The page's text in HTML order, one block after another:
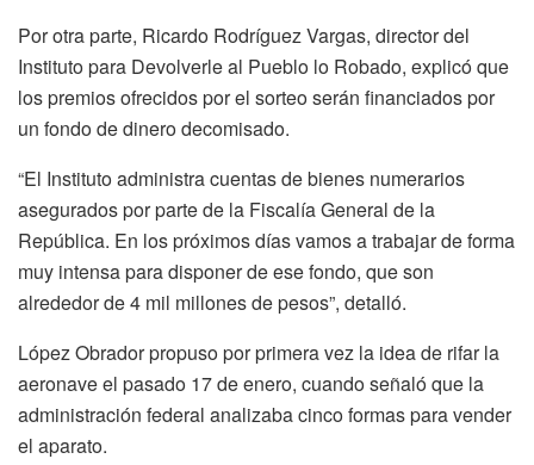
Por otra parte, Ricardo Rodríguez Vargas, director del
Instituto para Devolverle al Pueblo lo Robado, explicó que
los premios ofrecidos por el sorteo serán financiados por
un fondo de dinero decomisado.
“El Instituto administra cuentas de bienes numerarios
asegurados por parte de la Fiscalía General de la
República. En los próximos días vamos a trabajar de forma
muy intensa para disponer de ese fondo, que son
alrededor de 4 mil millones de pesos”, detalló.
López Obrador propuso por primera vez la idea de rifar la
aeronave el pasado 17 de enero, cuando señaló que la
administración federal analizaba cinco formas para vender
el aparato.